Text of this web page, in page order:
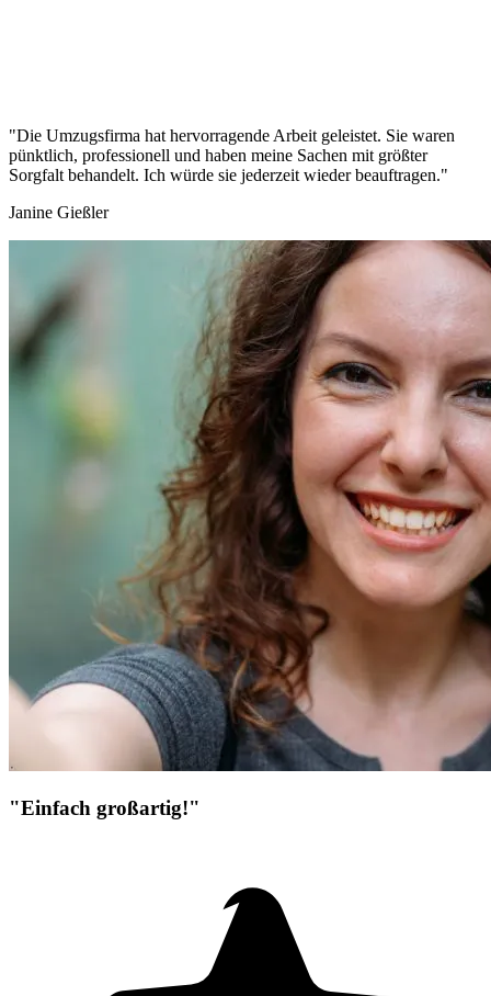
"Die Umzugsfirma hat hervorragende Arbeit geleistet. Sie waren
pünktlich, professionell und haben meine Sachen mit größter
Sorgfalt behandelt. Ich würde sie jederzeit wieder beauftragen."
Janine Gießler
"Einfach großartig!"